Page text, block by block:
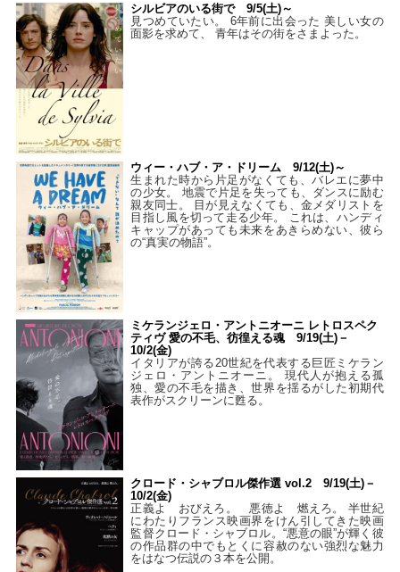
シルビアのいる街で 9/5(土)～
見つめていたい。 6年前に出会った 美しい女の
面影を求めて、 青年はその街をさまよった。
ウィー・ハブ・ア・ドリーム 9/12(土)～
生まれた時から片足がなくても、バレエに夢中
の少女。 地震で片足を失っても、ダンスに励む
親友同士。 目が見えなくても、金メダリストを
目指し風を切って走る少年。 これは、ハンディ
キャップがあっても未来をあきらめない、彼ら
の“真実の物語”。
ミケランジェロ・アントニオーニ レトロスペク
ティヴ 愛の不毛、彷徨える魂 9/19(土)－
10/2(金)
イタリアが誇る20世紀を代表する巨匠ミケラン
ジェロ・アントニオーニ。 現代人が抱える孤
独、愛の不毛を描き、世界を揺るがした初期代
表作がスクリーンに甦る。
クロード・シャブロル傑作選 vol.2 9/19(土)－
10/2(金)
正義よ おびえろ。 悪徳よ 燃えろ。 半世紀
にわたりフランス映画界をけん引してきた映画
監督クロード・シャブロル。“悪意の眼”が輝く彼
の作品群の中でもとくに容赦のない強烈な魅力
をはなつ伝説の３本を公開。